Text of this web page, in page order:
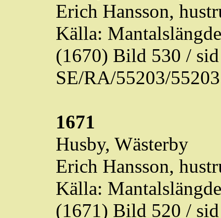
Erich Hansson,
Källa:
(1670) Bild 530 /
SE/RA/55203/
1671
Husby, Wästerby
Erich Hansson,
Källa:
(1671) Bild 520 /